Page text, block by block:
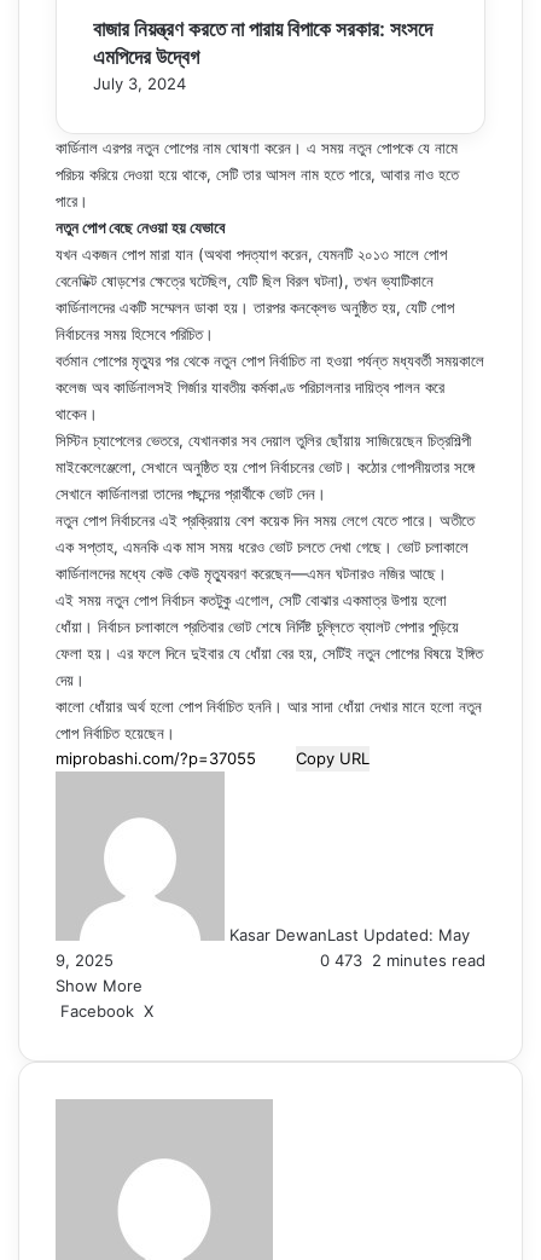
বাজার নিয়ন্ত্রণ করতে না পারায় বিপাকে সরকার: সংসদে
এমপিদের উদ্বেগ
July 3, 2024
কার্ডিনাল এরপর নতুন পোপের নাম ঘোষণা করেন। এ সময় নতুন পোপকে যে নামে
পরিচয় করিয়ে দেওয়া হয়ে থাকে, সেটি তার আসল নাম হতে পারে, আবার নাও হতে
পারে।
নতুন পোপ বেছে নেওয়া হয় যেভাবে
যখন একজন পোপ মারা যান (অথবা পদত্যাগ করেন, যেমনটি ২০১৩ সালে পোপ
বেনেডিক্ট ষোড়শের ক্ষেত্রে ঘটেছিল, যেটি ছিল বিরল ঘটনা), তখন ভ্যাটিকানে
কার্ডিনালদের একটি সম্মেলন ডাকা হয়। তারপর কনক্লেভ অনুষ্ঠিত হয়, যেটি পোপ
নির্বাচনের সময় হিসেবে পরিচিত।
বর্তমান পোপের মৃত্যুর পর থেকে নতুন পোপ নির্বাচিত না হওয়া পর্যন্ত মধ্যবর্তী সময়কালে
কলেজ অব কার্ডিনালসই গির্জার যাবতীয় কর্মকাণ্ড পরিচালনার দায়িত্ব পালন করে
থাকেন।
সিস্টিন চ্যাপেলের ভেতরে, যেখানকার সব দেয়াল তুলির ছোঁয়ায় সাজিয়েছেন চিত্রশিল্পী
মাইকেলেঞ্জেলো, সেখানে অনুষ্ঠিত হয় পোপ নির্বাচনের ভোট। কঠোর গোপনীয়তার সঙ্গে
সেখানে কার্ডিনালরা তাদের পছন্দের প্রার্থীকে ভোট দেন।
নতুন পোপ নির্বাচনের এই প্রক্রিয়ায় বেশ কয়েক দিন সময় লেগে যেতে পারে। অতীতে
এক সপ্তাহ, এমনকি এক মাস সময় ধরেও ভোট চলতে দেখা গেছে। ভোট চলাকালে
কার্ডিনালদের মধ্যে কেউ কেউ মৃত্যুবরণ করেছেন—এমন ঘটনারও নজির আছে।
এই সময় নতুন পোপ নির্বাচন কতটুকু এগোল, সেটি বোঝার একমাত্র উপায় হলো
ধোঁয়া। নির্বাচন চলাকালে প্রতিবার ভোট শেষে নির্দিষ্ট চুল্লিতে ব্যালট পেপার পুড়িয়ে
ফেলা হয়। এর ফলে দিনে দুইবার যে ধোঁয়া বের হয়, সেটিই নতুন পোপের বিষয়ে ইঙ্গিত
দেয়।
কালো ধোঁয়ার অর্থ হলো পোপ নির্বাচিত হননি। আর সাদা ধোঁয়া দেখার মানে হলো নতুন
পোপ নির্বাচিত হয়েছেন।
Copy URL
Kasar DewanLast Updated: May
9, 2025
0 473 2 minutes read
Show More
Facebook X
Email